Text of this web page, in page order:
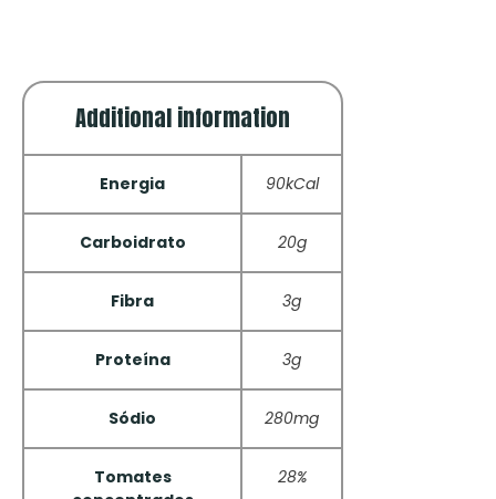
Additional information
Energia 90kCal
Carboidrato 20g
Fibra 3g
Proteína 3g
Sódio 280mg
Tomates
28%